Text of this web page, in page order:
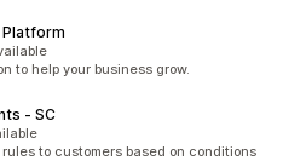
to help your business grow.
‑ SC
to customers based on conditions